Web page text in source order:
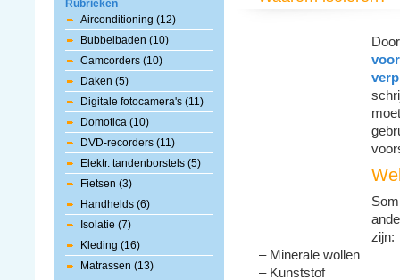
Rubrieken
Airconditioning (12)
Bubbelbaden (10)
Camcorders (10)
Daken (5)
Digitale fotocamera's (11)
Domotica (10)
DVD-recorders (11)
Elektr. tandenborstels (5)
Fietsen (3)
Handhelds (6)
Isolatie (7)
Kleding (16)
Matrassen (13)
zijn:
– Minerale wollen
– Kunststof